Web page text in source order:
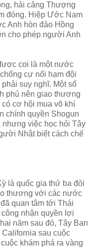
hải cảng Thượng
đóng. Hiệp Ước Nam
Anh hòn đảo Hồng
cho phép người Anh
coi là một nước
cự nổi hạm đội
suy nghĩ. Một số
phủ nên giao thương
cơ hội mua võ khí
chính quyền Shogun
việc học hỏi Tây
Nhật biết cách chế
là quốc gia thứ ba đòi
thương với các nước
quan tâm tới Thái
nhận quyền lợi
năm sau đó, Tây Ban
sau cuộc
khám phá ra vàng